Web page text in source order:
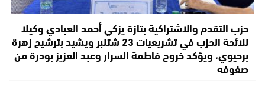
حزب التقدم والاشتراكية بتازة يزكي أحمد العبادي وكيلا
للائحة الحزب في تشريعيات 23 شتنبر ويشيد بترشيح زهرة
برحيوي، ويؤكد خروج فاطمة السرار وعبد العزيز بودرة من
صفوفه